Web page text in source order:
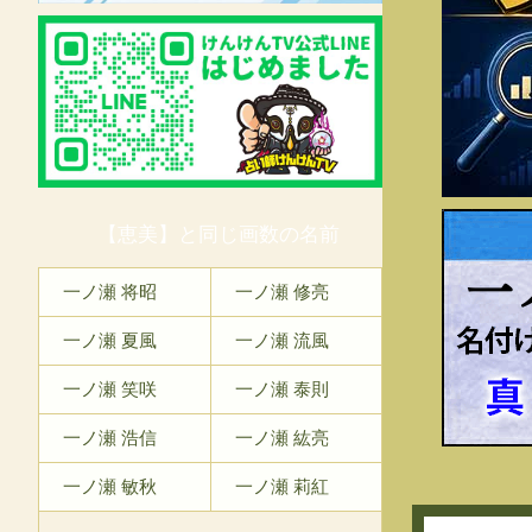
【恵美】と同じ画数の名前
一ノ瀬 将昭 一ノ瀬 修亮
一ノ瀬 夏風 一ノ瀬 流風
一ノ瀬 笑咲 一ノ瀬 泰則
一ノ瀬 浩信 一ノ瀬 紘亮
一ノ瀬 敏秋 一ノ瀬 莉紅
一